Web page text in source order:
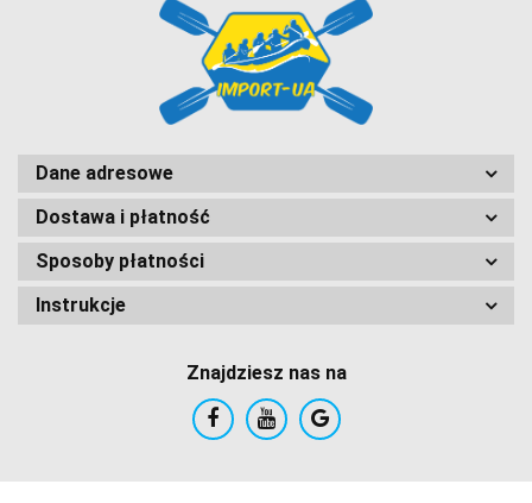
Dane adresowe
Dostawa i płatność
Sposoby płatności
Instrukcje
Znajdziesz nas na